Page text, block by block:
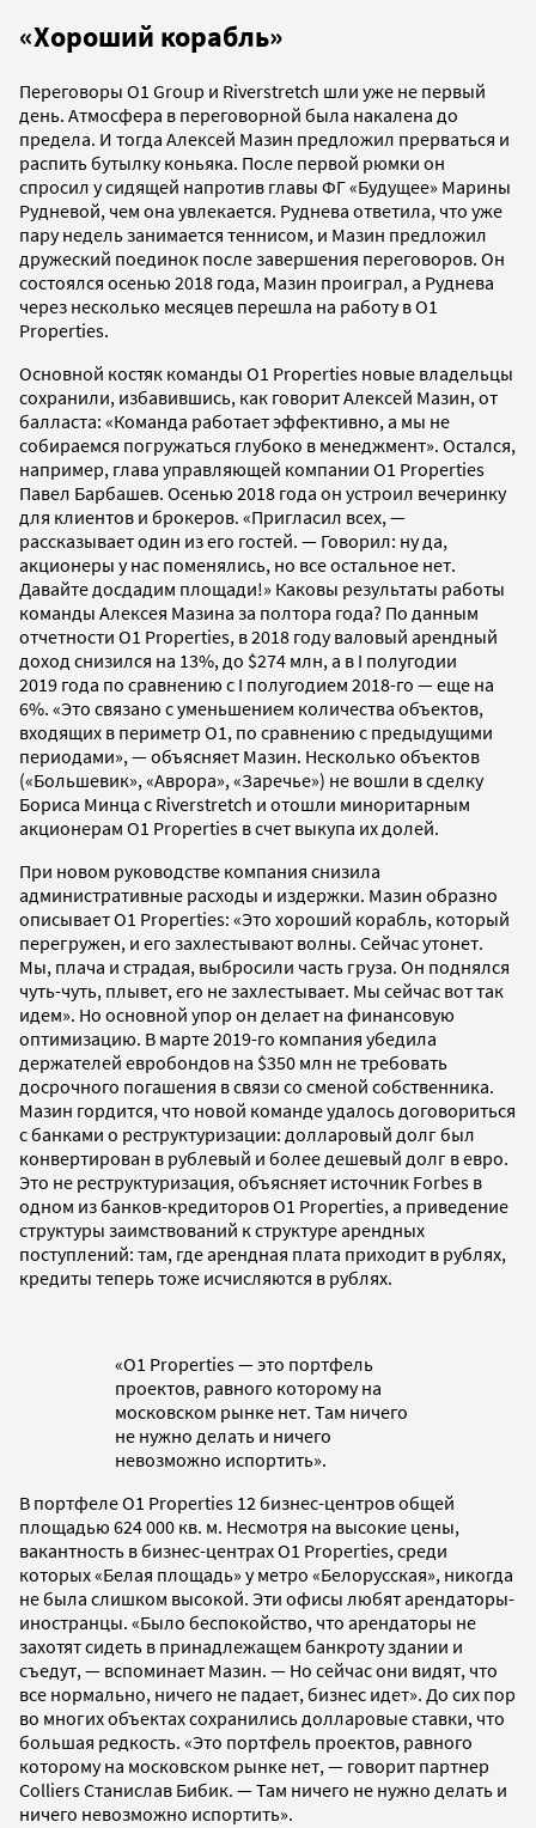
«Хороший корабль»
Переговоры O1 Group и Riverstretch шли уже не первый
день. Атмосфера в переговорной была накалена до
предела. И тогда Алексей Мазин предложил прерваться и
распить бутылку коньяка. После первой рюмки он
спросил у сидящей напротив главы ФГ «Будущее» Марины
Рудневой, чем она увлекается. Руднева ответила, что уже
пару недель занимается теннисом, и Мазин предложил
дружеский поединок после завершения переговоров. Он
состоялся осенью 2018 года, Мазин проиграл, а Руднева
через несколько месяцев перешла на работу в O1
Properties.
Основной костяк команды O1 Properties новые владельцы
сохранили, избавившись, как говорит Алексей Мазин, от
балласта: «Команда работает эффективно, а мы не
собираемся погружаться глубоко в менеджмент». Остался,
например, глава управляющей компании O1 Properties
Павел Барбашев. Осенью 2018 года он устроил вечеринку
для клиентов и брокеров. «Пригласил всех, —
рассказывает один из его гостей. — Говорил: ну да,
акционеры у нас поменялись, но все остальное нет.
Давайте досдадим площади!» Каковы результаты работы
команды Алексея Мазина за полтора года? По данным
отчетности O1 Properties, в 2018 году валовый арендный
доход снизился на 13%, до $274 млн, а в I полугодии
2019 года по сравнению с I полугодием 2018-го — еще на
6%. «Это связано с уменьшением количества объектов,
входящих в периметр O1, по сравнению с предыдущими
периодами», — объясняет Мазин. Несколько объектов
(«Большевик», «Аврора», «Заречье») не вошли в сделку
Бориса Минца с Riverstretch и отошли миноритарным
акционерам O1 Properties в счет выкупа их долей.
При новом руководстве компания снизила
административные расходы и издержки. Мазин образно
описывает O1 Properties: «Это хороший корабль, который
перегружен, и его захлестывают волны. Сейчас утонет.
Мы, плача и страдая, выбросили часть груза. Он поднялся
чуть-чуть, плывет, его не захлестывает. Мы сейчас вот так
идем». Но основной упор он делает на финансовую
оптимизацию. В марте 2019-го компания убедила
держателей евробондов на $350 млн не требовать
досрочного погашения в связи со сменой собственника.
Мазин гордится, что новой команде удалось договориться
с банками о реструктуризации: долларовый долг был
конвертирован в рублевый и более дешевый долг в евро.
Это не реструктуризация, объясняет источник Forbes в
одном из банков-кредиторов О1 Properties, а приведение
структуры заимствований к структуре арендных
поступлений: там, где арендная плата приходит в рублях,
кредиты теперь тоже исчисляются в рублях.
«O1 Properties — это портфель
проектов, равного которому на
московском рынке нет. Там ничего
не нужно делать и ничего
невозможно испортить».
В портфеле O1 Properties 12 бизнес-центров общей
площадью 624 000 кв. м. Несмотря на высокие цены,
вакантность в бизнес-центрах O1 Properties, среди
которых «Белая площадь» у метро «Белорусская», никогда
не была слишком высокой. Эти офисы любят арендаторы-
иностранцы. «Было беспокойство, что арендаторы не
захотят сидеть в принадлежащем банкроту здании и
съедут, — вспоминает Мазин. — Но сейчас они видят, что
все нормально, ничего не падает, бизнес идет». До сих пор
во многих объектах сохранились долларовые ставки, что
большая редкость. «Это портфель проектов, равного
которому на московском рынке нет, — говорит партнер
Colliers Станислав Бибик. — Там ничего не нужно делать и
ничего невозможно испортить».